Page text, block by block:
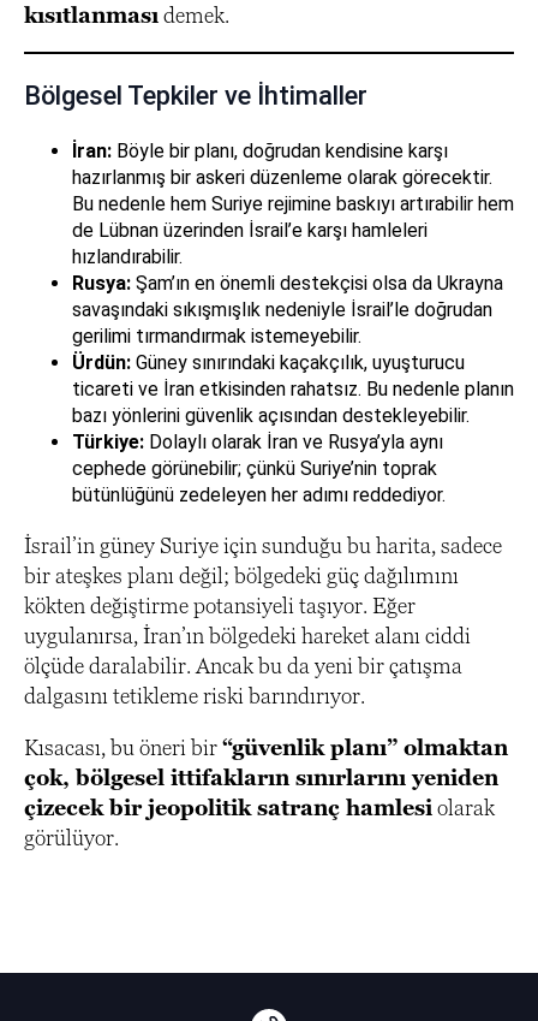
kısıtlanması demek.
Bölgesel Tepkiler ve İhtimaller
İran: Böyle bir planı, doğrudan kendisine karşı
hazırlanmış bir askeri düzenleme olarak görecektir.
Bu nedenle hem Suriye rejimine baskıyı artırabilir hem
de Lübnan üzerinden İsrail’e karşı hamleleri
hızlandırabilir.
Rusya: Şam’ın en önemli destekçisi olsa da Ukrayna
savaşındaki sıkışmışlık nedeniyle İsrail’le doğrudan
gerilimi tırmandırmak istemeyebilir.
Ürdün: Güney sınırındaki kaçakçılık, uyuşturucu
ticareti ve İran etkisinden rahatsız. Bu nedenle planın
bazı yönlerini güvenlik açısından destekleyebilir.
Türkiye: Dolaylı olarak İran ve Rusya’yla aynı
cephede görünebilir; çünkü Suriye’nin toprak
bütünlüğünü zedeleyen her adımı reddediyor.
İsrail’in güney Suriye için sunduğu bu harita, sadece
bir ateşkes planı değil; bölgedeki güç dağılımını
kökten değiştirme potansiyeli taşıyor. Eğer
uygulanırsa, İran’ın bölgedeki hareket alanı ciddi
ölçüde daralabilir. Ancak bu da yeni bir çatışma
dalgasını tetikleme riski barındırıyor.
Kısacası, bu öneri bir“güvenlik planı” olmaktan
çok, bölgesel ittifakların sınırlarını yeniden
çizecek bir jeopolitik satranç hamlesi olarak
görülüyor.